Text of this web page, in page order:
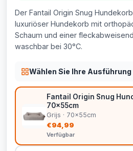
Der Fantail Origin Snug
luxuriöser Hundekorb mit
Schaum und einer
waschbar bei 30°C.
Wählen Sie Ihre Ausführung
Fantail Origin Snug
70x55cm
Grijs · 70x55cm
€94,99
Verfügbar